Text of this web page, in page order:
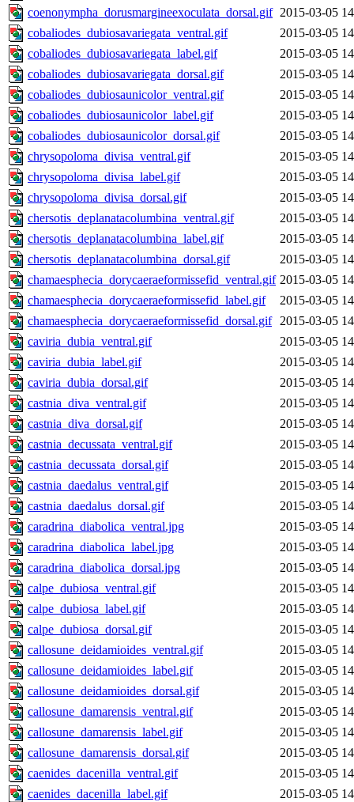
coenonympha_dorusmargineexoculata_dorsal.gif 2015-03-05
cobaliodes_dubiosavariegata_ventral.gif
2015-03-05
cobaliodes_dubiosavariegata_label.gif
2015-03-05
cobaliodes_dubiosavariegata_dorsal.gif
2015-03-05
cobaliodes_dubiosaunicolor_ventral.gif
2015-03-05
cobaliodes_dubiosaunicolor_label.gif
2015-03-05
cobaliodes_dubiosaunicolor_dorsal.gif
2015-03-05
chrysopoloma_divisa_ventral.gif
2015-03-05
chrysopoloma_divisa_label.gif
2015-03-05
chrysopoloma_divisa_dorsal.gif
2015-03-05
chersotis_deplanatacolumbina_ventral.gif
2015-03-05
chersotis_deplanatacolumbina_label.gif
2015-03-05
chersotis_deplanatacolumbina_dorsal.gif
2015-03-05
chamaesphecia_dorycaeraeformissefid_ventral.gif 2015-03-05
chamaesphecia_dorycaeraeformissefid_label.gif
2015-03-05
chamaesphecia_dorycaeraeformissefid_dorsal.gif 2015-03-05
caviria_dubia_ventral.gif
2015-03-05
caviria_dubia_label.gif
2015-03-05
caviria_dubia_dorsal.gif
2015-03-05
castnia_diva_ventral.gif
2015-03-05
castnia_diva_dorsal.gif
2015-03-05
castnia_decussata_ventral.gif
2015-03-05
castnia_decussata_dorsal.gif
2015-03-05
castnia_daedalus_ventral.gif
2015-03-05
castnia_daedalus_dorsal.gif
2015-03-05
caradrina_diabolica_ventral.jpg
2015-03-05
caradrina_diabolica_label.jpg
2015-03-05
caradrina_diabolica_dorsal.jpg
2015-03-05
calpe_dubiosa_ventral.gif
2015-03-05
calpe_dubiosa_label.gif
2015-03-05
calpe_dubiosa_dorsal.gif
2015-03-05
callosune_deidamioides_ventral.gif
2015-03-05
callosune_deidamioides_label.gif
2015-03-05
callosune_deidamioides_dorsal.gif
2015-03-05
callosune_damarensis_ventral.gif
2015-03-05
callosune_damarensis_label.gif
2015-03-05
callosune_damarensis_dorsal.gif
2015-03-05
caenides_dacenilla_ventral.gif
2015-03-05
caenides_dacenilla_label.gif
2015-03-05